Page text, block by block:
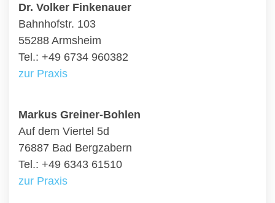
Dr. Volker Finkenauer
Bahnhofstr. 103
55288 Armsheim
Tel.: +49 6734 960382
zur Praxis
Markus Greiner-Bohlen
Auf dem Viertel 5d
76887 Bad Bergzabern
Tel.: +49 6343 61510
zur Praxis